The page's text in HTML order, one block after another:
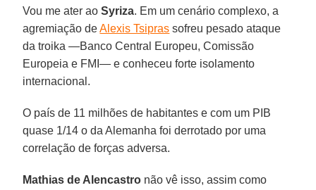
Vou me ater aoSyriza. Em um cenário complexo, a
agremiação deAlexis Tsipras sofreu pesado ataque
da troika —Banco Central Europeu, Comissão
Europeia e FMI— e conheceu forte isolamento
internacional.
O país de 11 milhões de habitantes e com um PIB
quase 1/14 o da Alemanha foi derrotado por uma
correlação de forças adversa.
Mathias de Alencastro não vê isso, assim como